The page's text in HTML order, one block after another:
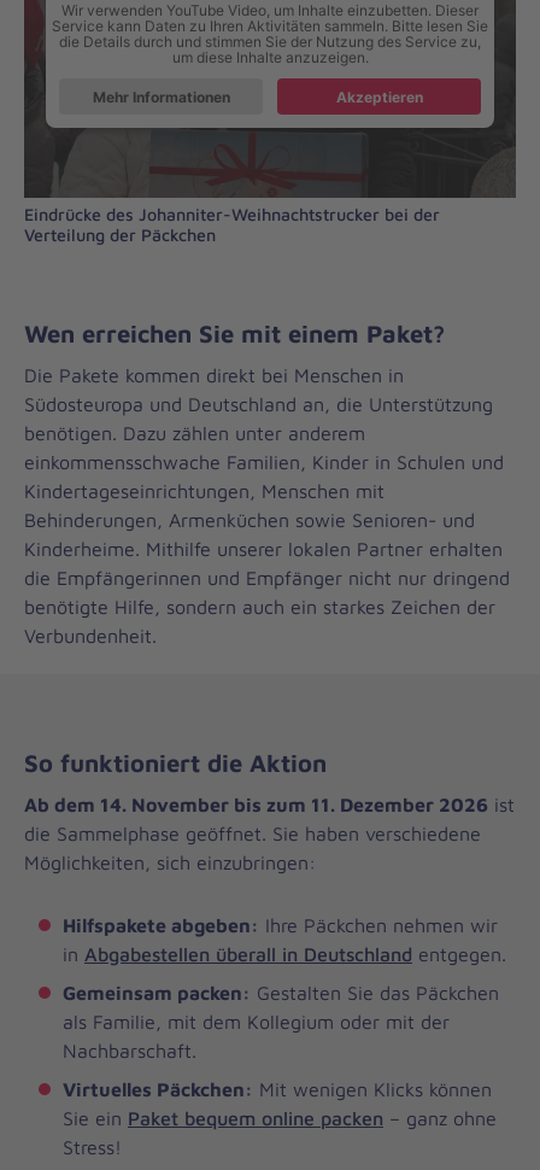
Wir verwenden YouTube Video, um Inhalte einzubetten. Dieser
Service kann Daten zu Ihren Aktivitäten sammeln. Bitte lesen Sie
die Details durch und stimmen Sie der Nutzung des Service zu,
um diese Inhalte anzuzeigen.
Mehr Informationen Akzeptieren
Eindrücke des Johanniter-Weihnachtstrucker bei der
Verteilung der Päckchen
Wen erreichen Sie mit einem Paket?
Die Pakete kommen direkt bei Menschen in
Südosteuropa und Deutschland an, die Unterstützung
benötigen. Dazu zählen unter anderem
einkommensschwache Familien, Kinder in Schulen und
Kindertageseinrichtungen, Menschen mit
Behinderungen, Armenküchen sowie Senioren- und
Kinderheime. Mithilfe unserer lokalen Partner erhalten
die Empfängerinnen und Empfänger nicht nur dringend
benötigte Hilfe, sondern auch ein starkes Zeichen der
Verbundenheit.
So funktioniert die Aktion
Ab dem 14. November bis zum 11. Dezember 2026 ist
die Sammelphase geöffnet. Sie haben verschiedene
Möglichkeiten, sich einzubringen:
Hilfspakete abgeben: Ihre Päckchen nehmen wir
in Abgabestellen überall in Deutschland entgegen.
Gemeinsam packen: Gestalten Sie das Päckchen
als Familie, mit dem Kollegium oder mit der
Nachbarschaft.
Virtuelles Päckchen: Mit wenigen Klicks können
Sie ein Paket bequem online packen – ganz ohne
Stress!